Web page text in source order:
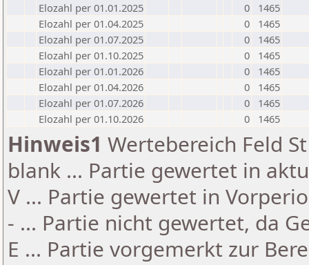
Elozahl per 01.01.2025
0
1465
Elozahl per 01.04.2025
0
1465
Elozahl per 01.07.2025
0
1465
Elozahl per 01.10.2025
0
1465
Elozahl per 01.01.2026
0
1465
Elozahl per 01.04.2026
0
1465
Elozahl per 01.07.2026
0
1465
Elozahl per 01.10.2026
0 1465
Hinweis1 Wertebereich Feld
blank ... Partie gewertet in
V ... Partie gewertet in
- ... Partie nicht gewertet, da
E ... Partie vorgemerkt zur